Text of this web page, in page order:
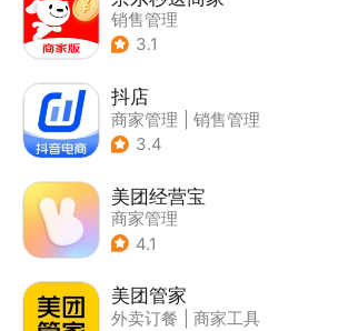
销售管理
3.1
抖店
商家管理
销售管理
3.4
美团经营宝
商家管理
4.1
美团管家
外卖订餐
商家工具